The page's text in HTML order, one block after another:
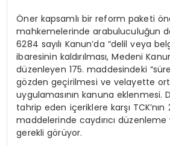
Öner kapsamlı bir reform paketi
mahkemelerinde arabuluculuğun
6284 sayılı Kanun’da “delil veya
ibaresinin kaldırılması, Medeni
düzenleyen 175. maddesindeki
gözden geçirilmesi ve velayette
uygulamasının kanuna eklenmesi.
tahrip eden içeriklere karşı TCK’nın
maddelerinde caydırıcı düzenleme
gerekli görüyor.